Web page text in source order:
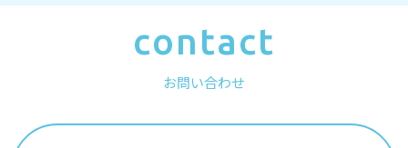
contact
お問い合わせ